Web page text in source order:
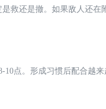
救还是撤。如果敌人还
点。形成习惯后配合越来